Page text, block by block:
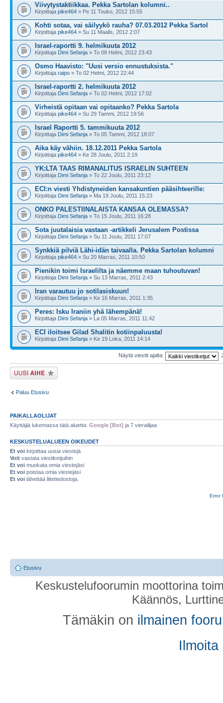
Viivytystaktiikkaa. Pekka Sartolan kolumni..
Kirjoittaja pike464 » Pe 11 Touko, 2012 15:55
Kohti sotaa, vai säilyykö rauha? 07.03.2012 Pekka Sartol
Kirjoittaja pike464 » Su 11 Maalis, 2012 2:07
Israel-raportti 9. helmikuuta 2012
Kirjoittaja Dimi Sefanja » To 09 Helmi, 2012 23:43
Osmo Haavisto: "Uusi versio ennustuksista."
Kirjoittaja raipo » To 02 Helmi, 2012 22:44
Israel-raportti 2. helmikuuta 2012
Kirjoittaja Dimi Sefanja » To 02 Helmi, 2012 17:02
Virheistä opitaan vai opitaanko? Pekka Sartola
Kirjoittaja pike464 » Su 29 Tammi, 2012 19:56
Israel Raportti 5. tammikuuta 2012
Kirjoittaja Dimi Sefanja » To 05 Tammi, 2012 18:07
Aika käy vähiin. 18.12.2011 Pekka Sartola
Kirjoittaja pike464 » Ke 28 Joulu, 2011 2:19
YK:LTA TAAS RIMANALITUS ISRAELIN SUHTEEN
Kirjoittaja Dimi Sefanja » To 22 Joulu, 2011 23:12
ECI:n viesti Yhdistyneiden kansakuntien pääsihteerille:
Kirjoittaja Dimi Sefanja » Ma 19 Joulu, 2011 15:23
ONKO PALESTIINALAISTA KANSAA OLEMASSA?
Kirjoittaja Dimi Sefanja » To 15 Joulu, 2011 16:28
Sota juutalaisia vastaan -artikkeli Jerusalem Postissa
Kirjoittaja Dimi Sefanja » Su 11 Joulu, 2011 17:07
Synkkiä pilviä Lähi-idän taivaalla. Pekka Sartolan kolumni
Kirjoittaja pike464 » Su 20 Marras, 2011 10:50
Pienikin toimi Israelilta ja näemme maan tuhoutuvan!
Kirjoittaja Dimi Sefanja » Su 13 Marras, 2011 2:43
Iran varautuu jo sotilasiskuun!
Kirjoittaja Dimi Sefanja » Ke 16 Marras, 2011 1:35
Peres: Isku Iraniin yhä lähempänä!
Kirjoittaja Dimi Sefanja » La 05 Marras, 2011 11:42
ECI iloitsee Gilad Shalitin kotiinpaluusta!
Kirjoittaja Dimi Sefanja » Ke 19 Loka, 2011 14:14
Näytä viestit ajalta:
Lähetä uusi viesti
Paluu Etusivu
PAIKALLAOLIJAT
Käyttäjiä lukemassa tätä aluetta: Google [Bot] ja 7 vierailijaa
KESKUSTELUALUEEN OIKEUDET
Et voi kirjoittaa uusia viestejä
Voit vastata viestiketjuihin
Et voi muokata omia viestejäsi
Et voi poistaa omia viestejäsi
Et voi lähettää liitetiedostoja.
Error
Etusivu
Keskustelufoorumin moottorina
Käännös,
Tämäkin on ilmainen